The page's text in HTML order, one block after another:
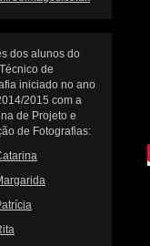
dos alunos do
de
iniciado no ano
2015 com a
de Projeto e
de Fotografias: